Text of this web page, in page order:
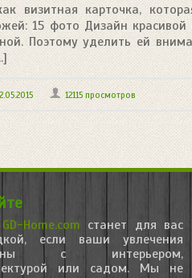
визитная карточка,
15 фото Дизайн
Поэтому уделить ей
12115 просмотров
GD-Home.com станет для вас
если ваши увлечения
с интерьером,
или садом. Мы не